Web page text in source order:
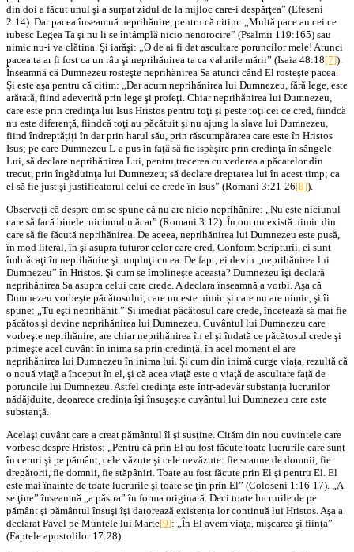
din doi a făcut unul şi a surpat zidul de la mijloc care-i despărţea” (Efeseni
2:14). Dar pacea înseamnă neprihănire, pentru că citim: „Multă pace au cei ce
iubesc Legea Ta şi nu li se întâmplă nicio nenorocire” (Psalmii 119:165) sau
nimic nu-i va clătina. Şi iarăşi: „O de ai fi dat ascultare poruncilor mele! Atunci
pacea ta ar fi fost ca un râu şi neprihănirea ta ca valurile mării” (Isaia 48:18[7]).
Înseamnă că Dumnezeu rosteşte neprihănirea Sa atunci când El rosteşte pacea.
Şi este aşa pentru că citim: „Dar acum neprihănirea lui Dumnezeu, fără lege, este
arătată, fiind adeverită prin lege şi profeţi. Chiar neprihănirea lui Dumnezeu,
care este prin credinţa lui Isus Hristos pentru toţi şi peste toţi cei ce cred, fiindcă
nu este diferenţă, fiindcă toţi au păcătuit şi nu ajung la slava lui Dumnezeu,
fiind îndreptățiți în dar prin harul său, prin răscumpărarea care este în Hristos
Isus; pe care Dumnezeu L-a pus în faţă să fie ispăşire prin credinţa în sângele
Lui, să declare neprihănirea Lui, pentru trecerea cu vederea a păcatelor din
trecut, prin îngăduinţa lui Dumnezeu; să declare dreptatea lui în acest timp; ca
el să fie just şi justificatorul celui ce crede în Isus” (Romani 3:21-26[8]).
Observaţi că despre om se spune că nu are nicio neprihănire: „Nu este niciunul
care să facă binele, niciunul măcar” (Romani 3:12). În om nu există nimic din
care să fie făcută neprihănirea. De aceea, neprihănirea lui Dumnezeu este pusă,
în mod literal, în şi asupra tuturor celor care cred. Conform Scripturii, ei sunt
îmbrăcaţi în neprihănire şi umpluţi cu ea. De fapt, ei devin „neprihănirea lui
Dumnezeu” în Hristos. Şi cum se împlineşte aceasta? Dumnezeu îşi declară
neprihănirea Sa asupra celui care crede. A declara înseamnă a vorbi. Aşa că
Dumnezeu vorbeşte păcătosului, care nu este nimic și care nu are nimic, şi îi
spune: „Tu eşti neprihănit.” Și imediat păcătosul care crede, încetează să mai fie
păcătos şi devine neprihănirea lui Dumnezeu. Cuvântul lui Dumnezeu care
vorbeşte neprihănire, are chiar neprihănirea în el şi îndată ce păcătosul crede şi
primeşte acel cuvânt în inima sa prin credinţă, în acel moment el are
neprihănirea lui Dumnezeu în inima lui. Și cum din inimă curge viaţa, rezultă că
o nouă viaţă a început în el, şi că acea viaţă este o viaţă de ascultare faţă de
poruncile lui Dumnezeu. Astfel credinţa este într-adevăr substanţa lucrurilor
nădăjduite, deoarece credinţa îşi însuşeşte cuvântul lui Dumnezeu care este
substanţă.
Acelaşi cuvânt care a creat pământul îl şi susţine. Cităm din nou cuvintele care
vorbesc despre Hristos: „Pentru că prin El au fost făcute toate lucrurile care sunt
în ceruri şi pe pământ, cele văzute şi cele nevăzute: fie scaune de domnii, fie
dregătorii, fie domnii, fie stăpâniri. Toate au fost făcute prin El şi pentru El. El
este mai înainte de toate lucrurile şi toate se ţin prin El” (Coloseni 1:16-17). „A
se ţine” înseamnă „a păstra” în forma originară. Deci toate lucrurile de pe
pământ şi pământul însuşi îşi datorează existenţa lor continuă lui Hristos. Aşa a
declarat Pavel pe Muntele lui Marte[9]: „În El avem viaţa, mişcarea şi fiinţa”
(Faptele apostolilor 17:28).